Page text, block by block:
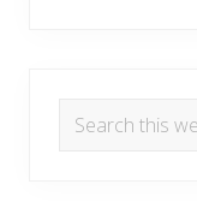
Search